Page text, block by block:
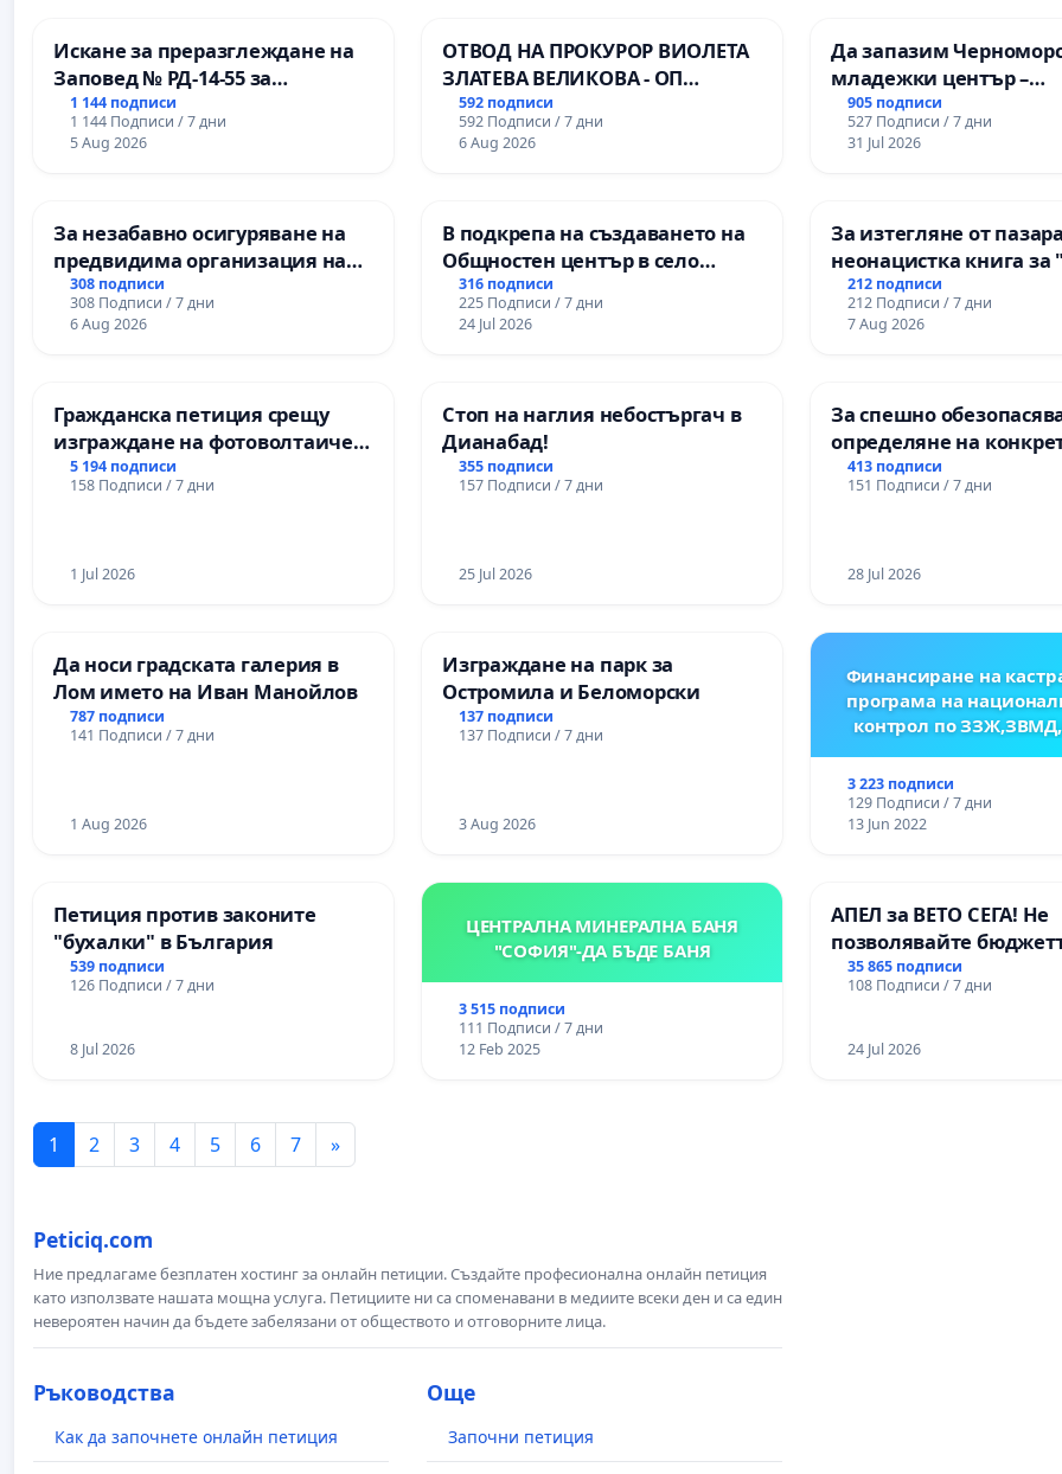
Искане за преразглеждане на
Заповед № РД-14-55 за
вливането на
Професионалната гимназия по
промишлени технологии в
Пазарджик
1 144 подписи
1 144 Подписи / 7 дни
5 Aug 2026
ОТВОД НА ПРОКУРОР ВИОЛЕТА
ЗЛАТЕВА ВЕЛИКОВА - ОП
ДОБРИЧ
592 подписи
592 Подписи / 7 дни
6 Aug 2026
Да запазим
младежки център –
пространство за
Варна
905 подписи
527 Подписи / 7 дни
31 Jul 2026
За незабавно осигуряване на
предвидима организация на
учебния процес и гарантиране
на правото на равнопоставено
и качествено образование на
гимназия „
308 подписи
308 Подписи / 7 дни
6 Aug 2026
В подкрепа на създаването на
Общностен център в село
Църква
316 подписи
225 Подписи / 7 дни
24 Jul 2026
За изтегляне от
неонацистка книга за
педофили" с
212 подписи
212 Подписи / 7 дни
7 Aug 2026
Гражданска петиция срещу
изграждане на фотоволтаичен
парк в с.Прибой, общ. Радомир
5 194 подписи
158 Подписи / 7 дни
1 Jul 2026
Стоп на наглия небостъргач в
Дианабад!
355 подписи
157 Подписи / 7 дни
25 Jul 2026
За спешно
определяне на
срокове и
цялостна
Ихтиман - с. Мирово -
413 подписи
151 Подписи / 7 дни
28 Jul 2026
Да носи градската галерия в
Лом името на Иван Манойлов
787 подписи
141 Подписи / 7 дни
1 Aug 2026
Изграждане на парк за
Остромила и Беломорски
137 подписи
137 Подписи / 7 дни
3 Aug 2026
Финансиране на
програма на
контрол по
3 223 подписи
129 Подписи / 7 дни
13 Jun 2022
Петиция против законите
"бухалки" в България
539 подписи
126 Подписи / 7 дни
8 Jul 2026
ЦЕНТРАЛНА МИНЕРАЛНА БАНЯ
"СОФИЯ"-ДА БЪДЕ БАНЯ
3 515 подписи
111 Подписи / 7 дни
12 Feb 2025
АПЕЛ за ВЕТО СЕГА! Не
позволявайте
Радев да открадне
правата ни в тъмното
35 865 подписи
108 Подписи / 7 дни
24 Jul 2026
1 2 3 4 5 6 7 »
Peticiq.com
Ние предлагаме безплатен хостинг за онлайн петиции. Създайте професионална онлайн петиция
като използвате нашата мощна услуга. Петициите ни са споменавани в медиите всеки ден и са един
невероятен начин да бъдете забелязани от обществото и отговорните лица.
Ръководства
Как да започнете онлайн петиция
Още
Започни петиция